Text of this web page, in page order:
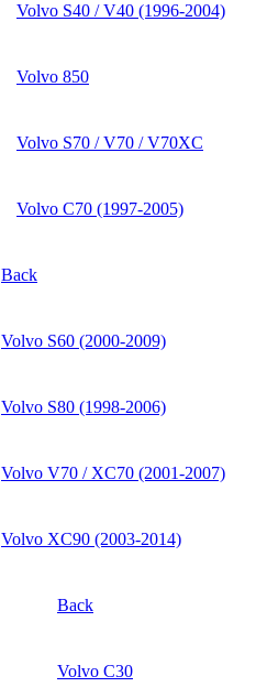
Volvo S40 / V40 (1996-2004)
Volvo 850
Volvo S70 / V70 / V70XC
Volvo C70 (1997-2005)
Back
Volvo S60 (2000-2009)
Volvo S80 (1998-2006)
Volvo V70 / XC70 (2001-2007)
Volvo XC90 (2003-2014)
Back
Volvo C30